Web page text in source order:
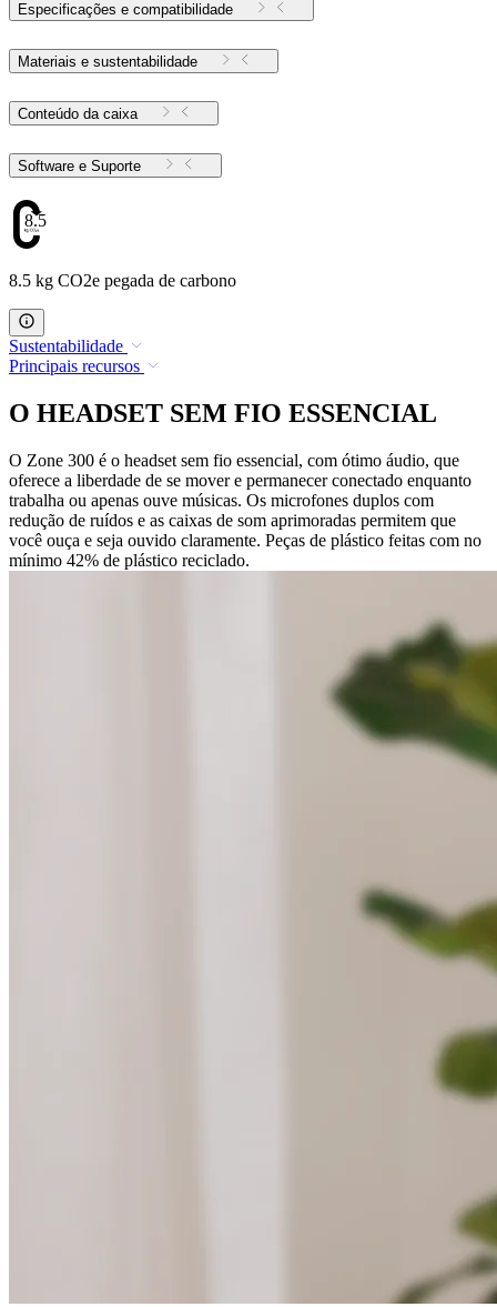
Especificações e compatibilidade
Materiais e sustentabilidade
Conteúdo da caixa
Software e Suporte
8.5
8.5 kg CO2e pegada de carbono
Sustentabilidade
Principais recursos
O HEADSET SEM FIO ESSENCIAL
O Zone 300 é o headset sem fio essencial, com ótimo áudio, que
oferece a liberdade de se mover e permanecer conectado enquanto
trabalha ou apenas ouve músicas. Os microfones duplos com
redução de ruídos e as caixas de som aprimoradas permitem que
você ouça e seja ouvido claramente. Peças de plástico feitas com no
mínimo 42% de plástico reciclado.